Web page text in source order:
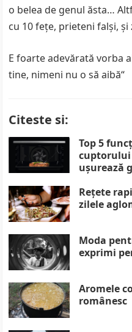
o belea de genul ăsta…
cu 10 feţe, prieteni falşi,
E foarte adevărată vorba
tine, nimeni nu o să aibă“
Citeste si:
Top 5
cuptorului
ușurează
Rețete
zilele
Moda
exprimi
Aromele
românesc